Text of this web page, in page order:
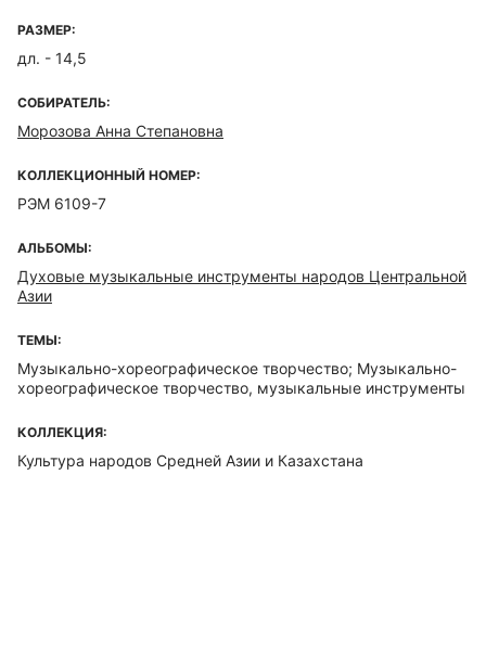
РАЗМЕР:
дл. - 14,5
СОБИРАТЕЛЬ:
Морозова Анна Степановна
КОЛЛЕКЦИОННЫЙ НОМЕР:
РЭМ 6109-7
АЛЬБОМЫ:
Духовые музыкальные инструменты народов Центральной
Азии
ТЕМЫ:
Музыкально-хореографическое творчество; Музыкально-
хореографическое творчество, музыкальные инструменты
КОЛЛЕКЦИЯ:
Культура народов Средней Азии и Казахстана